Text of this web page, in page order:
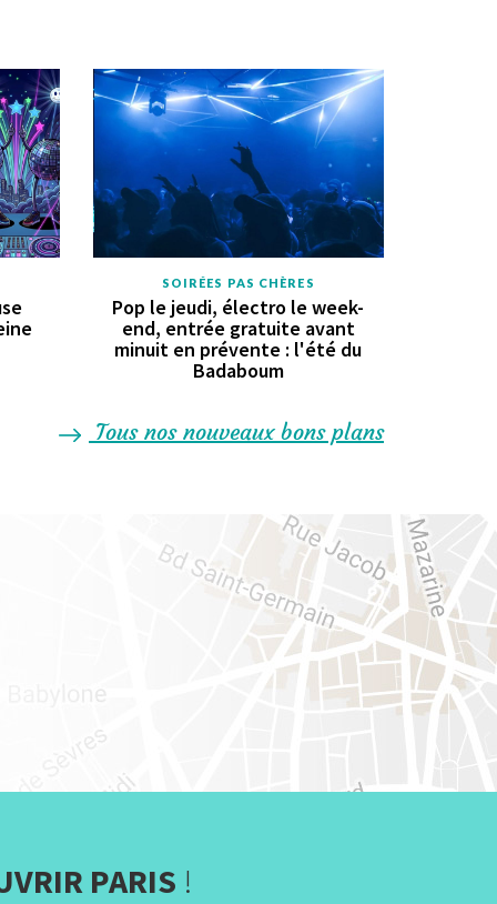
SOIRÉES PAS CHÈRES
Pop le jeudi, électro le week-
end, entrée gratuite avant
minuit en prévente : l'été du
Badaboum
Tous nos nouveaux bons plans
PARIS !